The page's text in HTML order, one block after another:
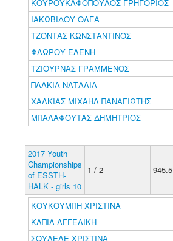
ΚΟΥΡΟΥΚΑΦΟΠΟΥΛΟΣ ΓΡΗΓΟΡΙΟΣ
ΙΑΚΩΒΙΔΟΥ ΟΛΓΑ
ΤΖΟΝΤΑΣ ΚΩΝΣΤΑΝΤΙΝΟΣ
ΦΛΩΡΟΥ ΕΛΕΝΗ
ΤΖΙΟΥΡΝΑΣ ΓΡΑΜΜΕΝΟΣ
ΠΛΑΚΙΑ ΝΑΤΑΛΙΑ
ΧΑΛΚΙΑΣ ΜΙΧΑΗΛ ΠΑΝΑΓΙΩΤΗΣ
ΜΠΑΛΑΦΟΥΤΑΣ ΔΗΜΗΤΡΙΟΣ
2017 Youth
Championships
of ESSTH-
HALK - girls 10
1 / 2 945.5
ΚΟΥΚΟΥΜΠΗ ΧΡΙΣΤΙΝΑ
ΚΑΠΙΑ ΑΓΓΕΛΙΚΗ
ΣΟΥΛΕΛΕ ΧΡΙΣΤΙΝΑ